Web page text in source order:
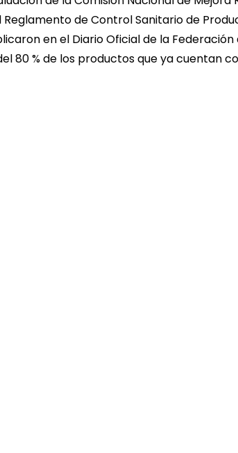
de Control Sanitario de
en el Diario Oficial de la Federación
80 % de los productos que ya cuentan